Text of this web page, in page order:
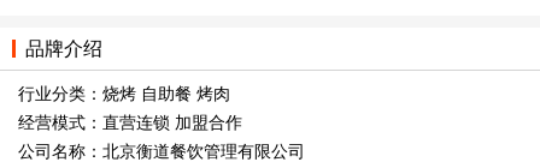
品牌介绍
行业分类：烧烤 自助餐 烤肉
经营模式：直营连锁 加盟合作
公司名称：北京衡道餐饮管理有限公司